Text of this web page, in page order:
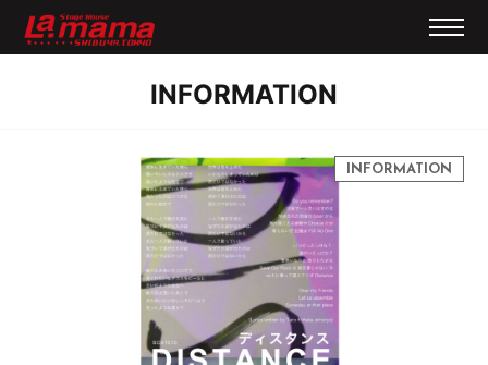
INFORMATION